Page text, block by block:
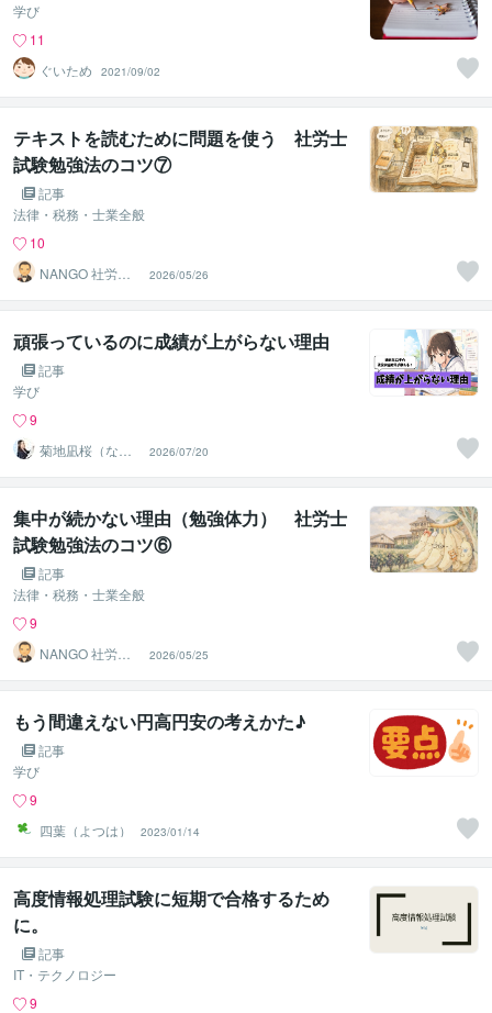
学び
11
ぐいため
2021/09/02
テキストを読むために問題を使う 社労士
試験勉強法のコツ⑦
記事
法律・税務・士業全般
10
NANGO 社労士
試験学習設計
2026/05/26
頑張っているのに成績が上がらない理由
記事
学び
9
菊地凪桜（なぎ
さ）＠なぎさ算
数研究所
2026/07/20
集中が続かない理由（勉強体力） 社労士
試験勉強法のコツ⑥
記事
法律・税務・士業全般
9
NANGO 社労士
試験学習設計
2026/05/25
もう間違えない円高円安の考えかた♪
記事
学び
9
四葉（よつは）
2023/01/14
高度情報処理試験に短期で合格するため
に。
記事
IT・テクノロジー
9